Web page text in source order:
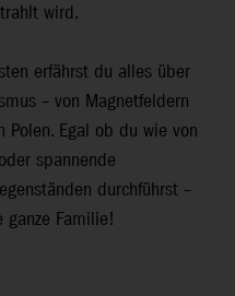
wird.
erfährst du alles über
– von Magnetfeldern
Polen. Egal ob du wie von
spannende
durchführst –
Familie!